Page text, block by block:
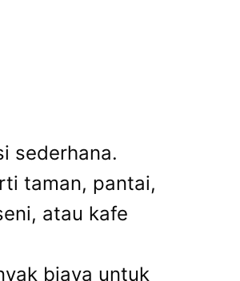
sederhana.
taman, pantai,
atau kafe
biaya untuk